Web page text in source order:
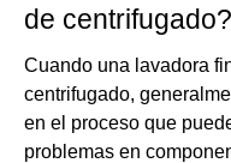
de centrifugado?
Cuando una lavadora
centrifugado,
en el proceso que
problemas en